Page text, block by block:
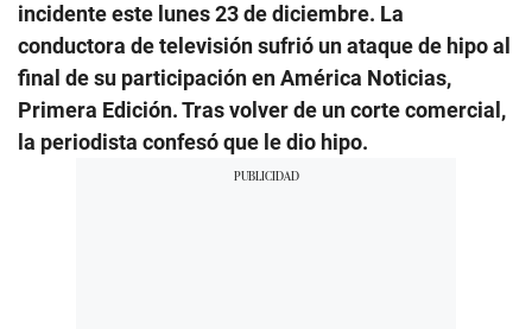
incidente este lunes 23 de diciembre. La
conductora de televisión sufrió un ataque de hipo al
final de su participación en América Noticias,
Primera Edición. Tras volver de un corte comercial,
la periodista confesó que le dio hipo.